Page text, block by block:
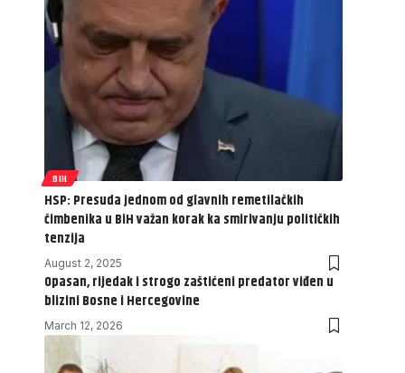
BIH
HSP: Presuda jednom od glavnih remetilačkih
čimbenika u BiH važan korak ka smirivanju političkih
tenzija
August 2, 2025
Opasan, rijedak i strogo zaštićeni predator viđen u
blizini Bosne i Hercegovine
March 12, 2026